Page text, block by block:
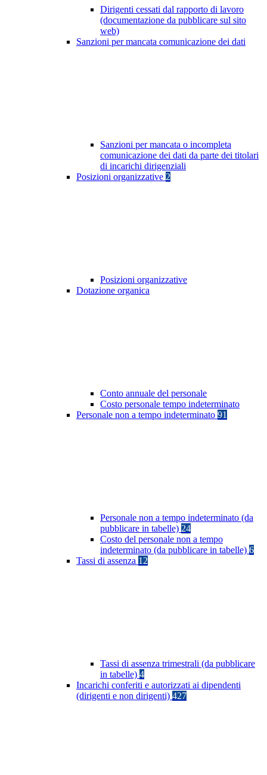
Dirigenti cessati dal rapporto di lavoro
(documentazione da pubblicare sul sito
web)
Sanzioni per mancata comunicazione dei dati
Sanzioni per mancata o incompleta
comunicazione dei dati da parte dei titolari
di incarichi dirigenziali
Posizioni organizzative 2
Posizioni organizzative
Dotazione organica
Conto annuale del personale
Costo personale tempo indeterminato
Personale non a tempo indeterminato 91
Personale non a tempo indeterminato (da
pubblicare in tabelle) 24
Costo del personale non a tempo
indeterminato (da pubblicare in tabelle) 6
Tassi di assenza 12
Tassi di assenza trimestrali (da pubblicare
in tabelle) 4
Incarichi conferiti e autorizzati ai dipendenti
(dirigenti e non dirigenti) 427